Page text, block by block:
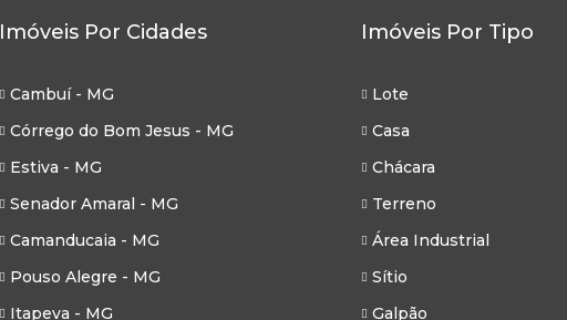
Imóveis Por Cidades
Cambuí - MG
Córrego do Bom Jesus - MG
Estiva - MG
Senador Amaral - MG
Camanducaia - MG
Pouso Alegre - MG
Itapeva - MG
Imóveis Por Tipo
Lote
Casa
Chácara
Terreno
Área Industrial
Sítio
Galpão